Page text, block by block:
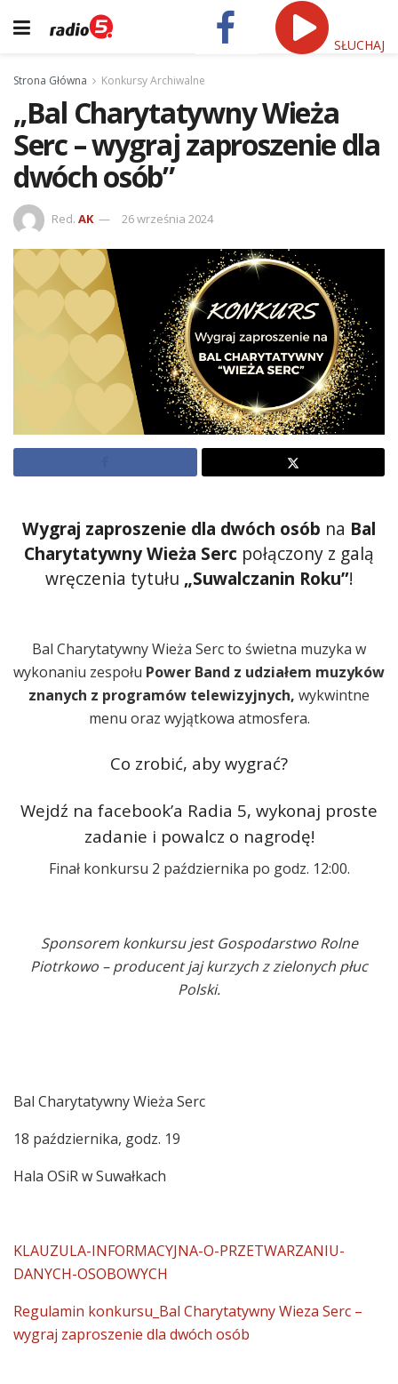
SŁUCHAJ
Strona Główna Konkursy Archiwalne
„Bal Charytatywny Wieża
Serc – wygraj zaproszenie dla
dwóch osób”
Red. AK 26 września 2024
Wygraj zaproszenie dla dwóch osób na Bal
Charytatywny Wieża Serc połączony z galą
wręczenia tytułu „Suwalczanin Roku”!
Bal Charytatywny Wieża Serc to świetna muzyka w
wykonaniu zespołu Power Band z udziałem muzyków
znanych z programów telewizyjnych, wykwintne
menu oraz wyjątkowa atmosfera.
Co zrobić, aby wygrać?
Wejdź na facebook’a Radia 5, wykonaj proste
zadanie i powalcz o nagrodę!
Finał konkursu 2 października po godz. 12:00.
Sponsorem konkursu jest Gospodarstwo Rolne
Piotrkowo – producent jaj kurzych z zielonych płuc
Polski.
Bal Charytatywny Wieża Serc
18 października, godz. 19
Hala OSiR w Suwałkach
KLAUZULA-INFORMACYJNA-O-PRZETWARZANIU-
DANYCH-OSOBOWYCH
Regulamin konkursu_Bal Charytatywny Wieza Serc –
wygraj zaproszenie dla dwóch osób